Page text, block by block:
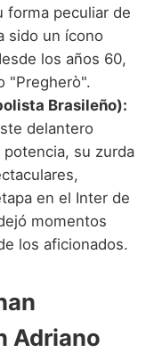
forma peculiar de
sido un ícono
los años 60,
"Pregherò".
Brasileño):
delantero
su zurda
en el Inter de
momentos
los aficionados.
Adriano